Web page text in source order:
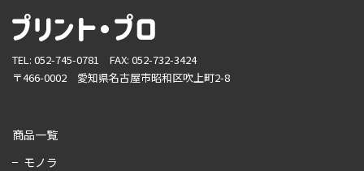
TEL: 052-745-0781 FAX: 052-732-3424
〒466-0002 愛知県名古屋市昭和区吹上町2-8
商品一覧
モノラ